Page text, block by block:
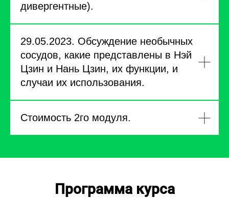
дивергентные).
29.05.2023. Обсуждение необычных
сосудов, какие представлены в Нэй
Цзин и Нань Цзин, их функции, и
случаи их использования.
Стоимость 2го модуля.
Программа курса